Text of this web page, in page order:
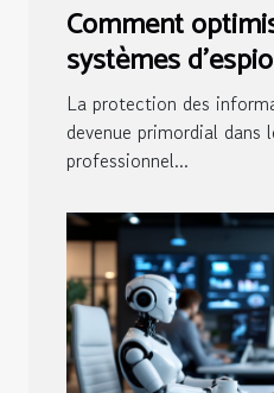
Comment
systèmes
sécurité des
La protection des
devenue primordial dans
professionnel...